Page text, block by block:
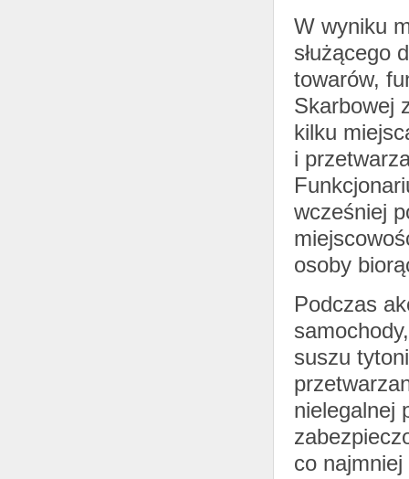
W wyniku
służącego
towarów,
Skarbowej
kilku
i
wcześniej
osoby
Podczas
suszu
nielegalnej
co